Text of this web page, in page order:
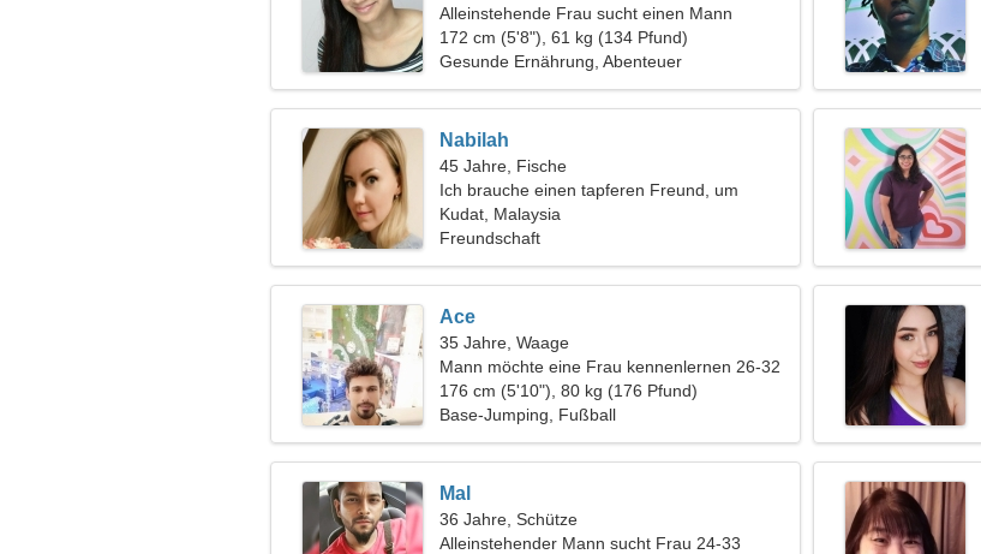
Alleinstehende Frau sucht einen Mann
172 cm (5'8"), 61 kg (134 Pfund)
Gesunde Ernährung, Abenteuer
Nabilah
45 Jahre, Fische
Ich brauche einen tapferen Freund, um
zusammen zu tanzen
Kudat, Malaysia
Freundschaft
Ace
35 Jahre, Waage
Mann möchte eine Frau kennenlernen 26-32
176 cm (5'10"), 80 kg (176 Pfund)
Base-Jumping, Fußball
Mal
36 Jahre, Schütze
Alleinstehender Mann sucht Frau 24-33